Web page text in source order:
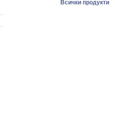
Всички продукти